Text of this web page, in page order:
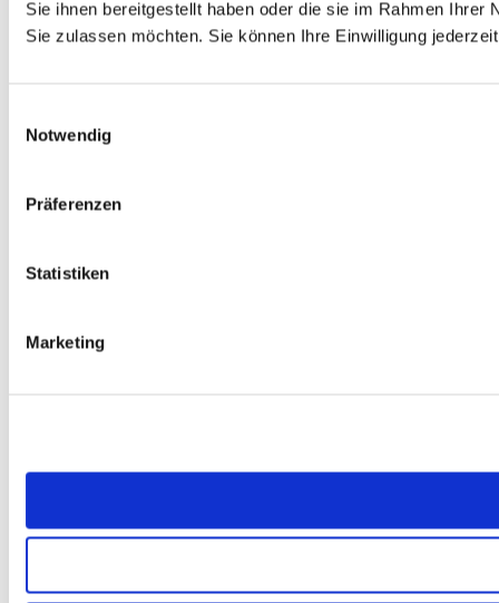
Sie ihnen bereitgestellt haben oder die sie im Rahmen
Sie zulassen möchten. Sie können Ihre Einwilligung
Notwendig
Präferenzen
Statistiken
Marketing